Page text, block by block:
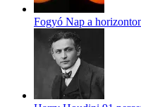
Fogyó Nap a